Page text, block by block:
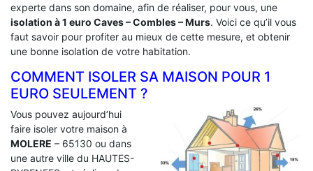
experte dans son domaine, afin de réaliser, pour vous, une
isolation à 1 euro Caves – Combles – Murs. Voici ce qu’il vous
faut savoir pour profiter au mieux de cette mesure, et obtenir
une bonne isolation de votre habitation.
COMMENT ISOLER SA MAISON POUR 1
EURO SEULEMENT ?
Vous pouvez aujourd’hui
faire isoler votre maison à
MOLERE – 65130 ou dans
une autre ville du HAUTES-